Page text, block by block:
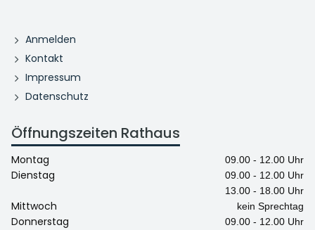
Anmelden
Kontakt
Impressum
Datenschutz
Öffnungszeiten Rathaus
Montag 09.00 - 12.00 Uhr
Dienstag
09.00 - 12.00 Uhr
13.00 - 18.00 Uhr
Mittwoch kein Sprechtag
Donnerstag
09.00 - 12.00 Uhr